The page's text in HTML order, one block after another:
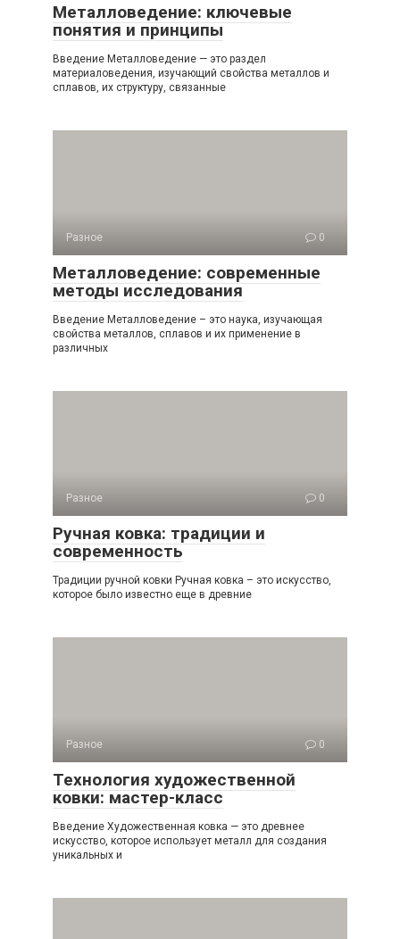
Металловедение: ключевые
понятия и принципы
Введение Металловедение — это раздел
материаловедения, изучающий свойства металлов и
сплавов, их структуру, связанные
Разное 0
Металловедение: современные
методы исследования
Введение Металловедение – это наука, изучающая
свойства металлов, сплавов и их применение в
различных
Разное 0
Ручная ковка: традиции и
современность
Традиции ручной ковки Ручная ковка – это искусство,
которое было известно еще в древние
Разное 0
Технология художественной
ковки: мастер-класс
Введение Художественная ковка — это древнее
искусство, которое использует металл для создания
уникальных и